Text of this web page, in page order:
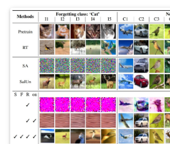
task에 사용될 수 있으며, 논문에서는
양한 머신 언러닝 사례에 집중합니다.
체를Fine-Tuning하는 것은 비효율적
일한 크기로 랜덤하게 선택해 연산량을
이미지 분류 task에서의 SFR-on